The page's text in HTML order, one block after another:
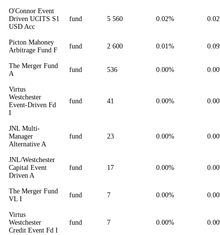
O'Connor Event
Driven UCITS S1
USD Acc
fund 5 560 0.02%
Picton Mahoney
Arbitrage Fund F
fund 2 600 0.01%
The Merger Fund
A
fund 536 0.00%
Virtus
Westchester
Event-Driven Fd
I
fund 41 0.00%
JNL Multi-
Manager
Alternative A
fund 23 0.00%
JNL/Westchester
Capital Event
Driven A
fund 17 0.00%
The Merger Fund
VL I
fund 7 0.00%
Virtus
Westchester
Credit Event Fd I
fund 7 0.00%